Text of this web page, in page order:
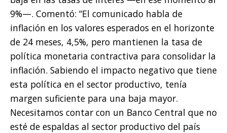
9%—. Comentó: “El comunicado habla de
inflación en los valores esperados en el horizonte
de 24 meses, 4,5%, pero mantienen la tasa de
política monetaria contractiva para consolidar la
inflación. Sabiendo el impacto negativo que tiene
esta política en el sector productivo, tenía
margen suficiente para una baja mayor.
Necesitamos contar con un Banco Central que no
esté de espaldas al sector productivo del país